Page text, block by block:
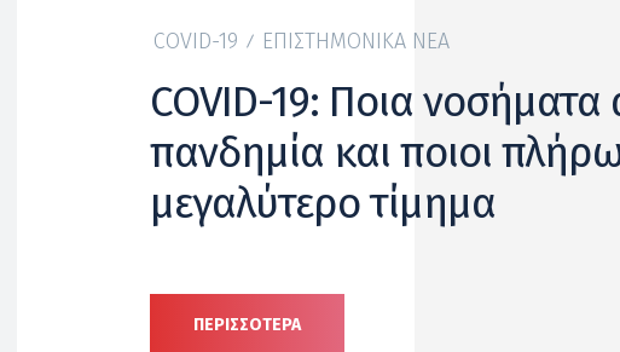
COVID-19 ΕΠΙΣΤΗΜΟΝΙΚΆ ΝΈΑ
COVID-19: Ποια νοσήματα
πανδημία και ποιοι
μεγαλύτερο τίμημα
ΠΕΡΙΣΣΟΤΕΡΑ